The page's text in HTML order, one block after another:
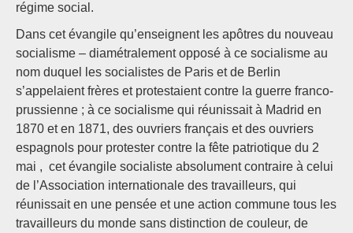
régime social.
Dans cet évangile qu’enseignent les apôtres du nouveau
socialisme – diamétralement opposé à ce socialisme au
nom duquel les socialistes de Paris et de Berlin
s’appelaient frères et protestaient contre la guerre franco-
prussienne ; à ce socialisme qui réunissait à Madrid en
1870 et en 1871, des ouvriers français et des ouvriers
espagnols pour protester contre la fête patriotique du 2
mai , cet évangile socialiste absolument contraire à celui
de l’Association internationale des travailleurs, qui
réunissait en une pensée et une action commune tous les
travailleurs du monde sans distinction de couleur, de